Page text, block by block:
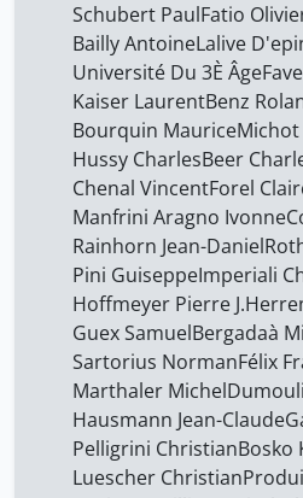
Schubert PaulFatio
Bailly AntoineLalive
Université Du 3È Âge
Kaiser LaurentBenz
Bourquin Maurice
Hussy CharlesBeer
Chenal VincentForel
Manfrini Aragno Ivonne
Rainhorn Jean-Daniel
Pini GuiseppeImperiali
Hoffmeyer Pierre J.
Guex SamuelBergadaà
Sartorius NormanFélix
Marthaler Michel
Hausmann Jean-Claude
Pelligrini ChristianBosko
Luescher Christian